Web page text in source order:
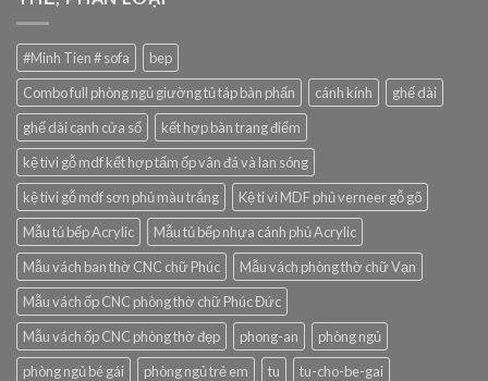
#Minh Tien # sofa
bep
Combo full phòng ngủ giường tủ táp bàn phấn
cánh kính
ghế dài
ghế dài cạnh cửa sổ
kết hợp bàn trang điểm
kệ tivi gỗ mdf kết hợp tấm ốp vân đá và lan sóng
kệ tivi gỗ mdf sơn phủ màu trắng
Kệ ti vi MDF phủ verneer gỗ gõ
Mẫu tủ bếp Acrylic
Mẫu tủ bếp nhựa cánh phủ Acrylic
Mẫu vách ban thờ CNC chữ Phúc
Mẫu vách phòng thờ chữ Vạn
Mẫu vách ốp CNC phòng thờ chữ Phúc Đức
Mẫu vách ốp CNC phòng thờ đẹp
phong-an
phòng ngủ
phòng ngủ bé gái
phòng ngủ trẻ em tu
tu-cho-be-gai